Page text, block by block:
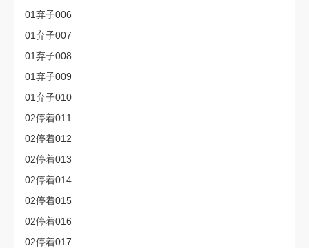
01弃子006
01弃子007
01弃子008
01弃子009
01弃子010
02停着011
02停着012
02停着013
02停着014
02停着015
02停着016
02停着017